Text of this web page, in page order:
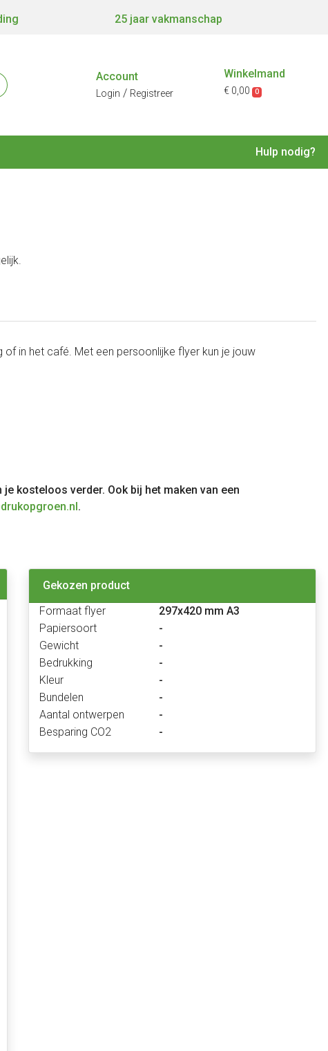
25 jaar vakmanschap
Account
Login / Registreer
Winkelmand
€ 0,00 0
Hulp nodig?
in het café. Met een persoonlijke flyer kun je jouw
kosteloos verder. Ook bij het maken van een
.
Gekozen product
Formaat flyer
297x420 mm A3
Papiersoort
-
Gewicht
-
Bedrukking
-
Kleur
-
Bundelen
-
Aantal ontwerpen
-
Besparing CO2
-